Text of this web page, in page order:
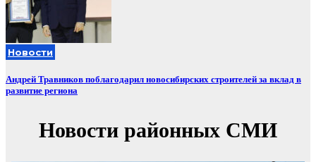
Новости
Андрей Травников поблагодарил новосибирских строителей за вклад в
развитие региона